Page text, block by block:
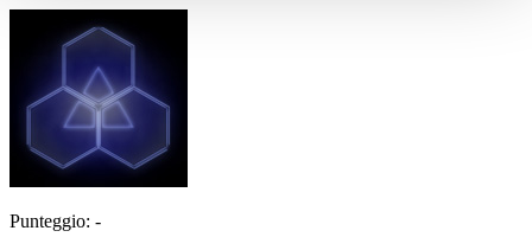
Punteggio: -